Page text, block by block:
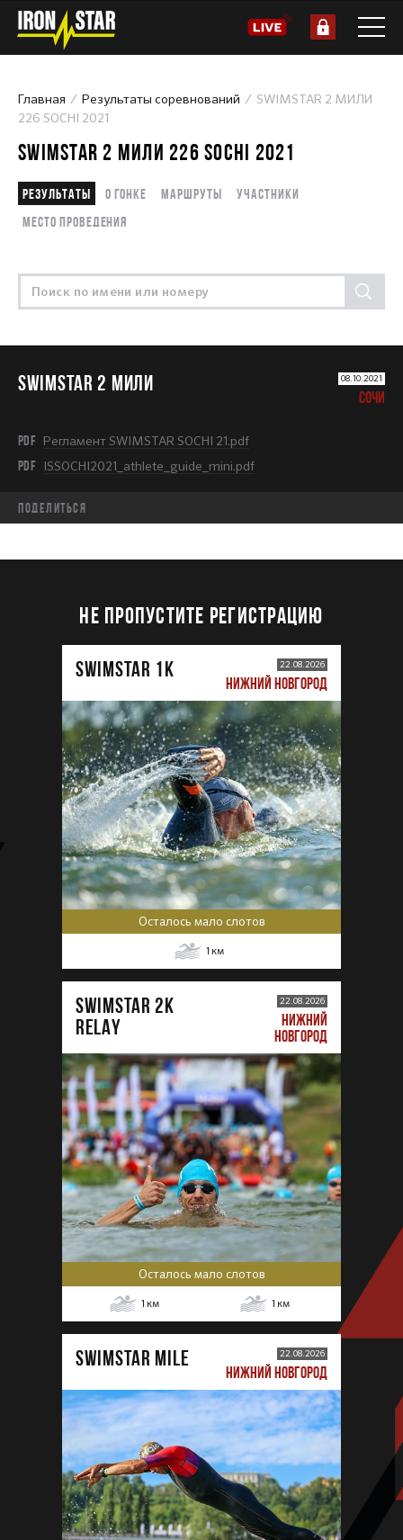
Главная Результаты соревнований
SWIMSTAR 2 МИЛИ
226 SOCHI 2021
SWIMSTAR 2 МИЛИ 226 SOCHI 2021
Результаты О гонке Маршруты
Участники
Место проведения
SWIMSTAR 2 МИЛИ 08.10.2021
СОЧИ
PDF Регламент SWIMSTAR SOCHI 21.pdf
PDF ISSOCHI2021_athlete_guide_mini.pdf
Поделиться
НЕ ПРОПУСТИТЕ РЕГИСТРАЦИЮ
SWIMSTAR 1K 22.08.2026
НИЖНИЙ НОВГОРОД
Осталось мало слотов
1 км
SWIMSTAR 2K
RELAY
22.08.2026
НИЖНИЙ
НОВГОРОД
Осталось мало слотов
1 км 1 км
SWIMSTAR MILE 22.08.2026
НИЖНИЙ НОВГОРОД